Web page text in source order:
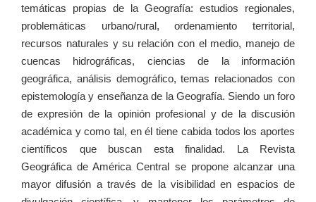
temáticas propias de la Geografía: estudios regionales,
problemáticas urbano/rural, ordenamiento territorial,
recursos naturales y su relación con el medio, manejo de
cuencas hidrográficas, ciencias de la información
geográfica, análisis demográfico, temas relacionados con
epistemología y enseñanza de la Geografía. Siendo un foro
de expresión de la opinión profesional y de la discusión
académica y como tal, en él tiene cabida todos los aportes
científicos que buscan esta finalidad. La Revista
Geográfica de América Central se propone alcanzar una
mayor difusión a través de la visibilidad en espacios de